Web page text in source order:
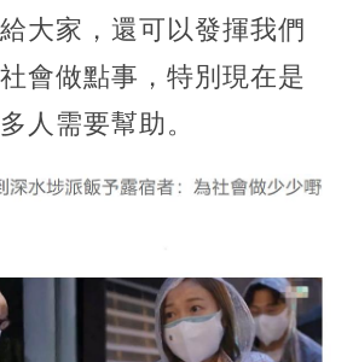
大家，還可以發揮我們
會做點事，特別現在是
人需要幫助。